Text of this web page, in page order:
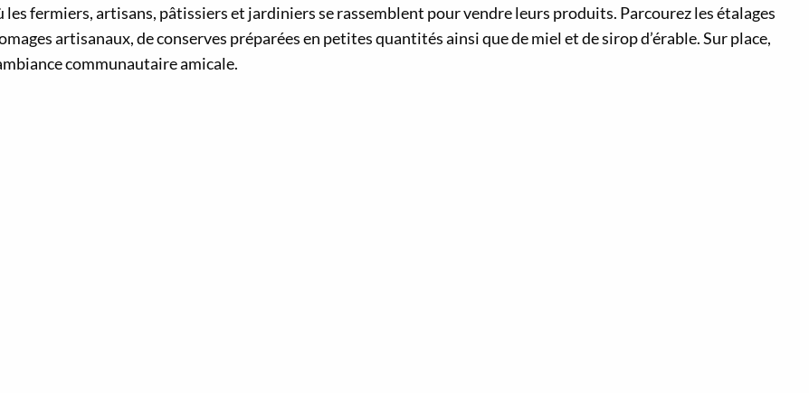
fermiers, artisans, pâtissiers et jardiniers se rassemblent pour vendre leurs produits. Parcourez les étalages
artisanaux, de conserves préparées en petites quantités ainsi que de miel et de sirop d’érable. Sur place,
communautaire amicale.